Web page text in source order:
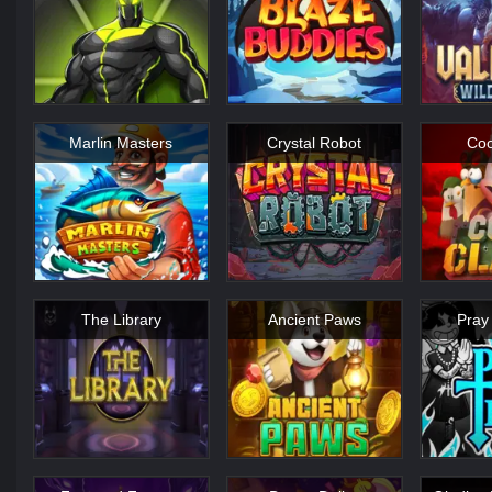
Marlin Masters Crystal Robot
The Library Ancient Paws